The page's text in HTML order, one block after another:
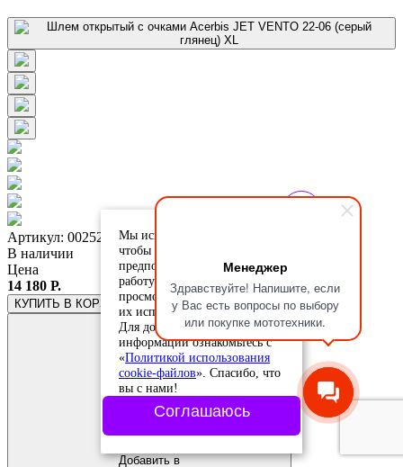
Менеджер
Здравствуйте! Напишите, если
у Вас есть вопросы по выбору
или покупке мототехники.
Артикул: 0025273.076.068
В наличии
Цена
14 180 Р.
КУПИТЬ В КОРЗИНЕ
Добавить в
Мы используем cookie-файлы,
чтобы учесть ваши
предпочтения и улучшить
работу сайта. Продолжая
просмотр, вы соглашаетесь с
их использованием.
Для дополнительной
информации ознакомьтесь с
«Политикой использования
cookie-файлов». Спасибо, что
вы с нами!
Соглашаюсь